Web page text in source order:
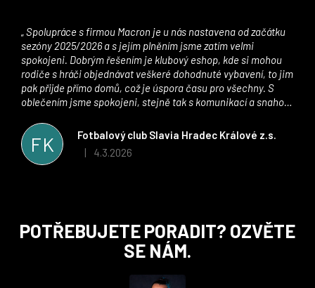
FK
Fotbalový club Slavia Hradec Králové z.s.
Hodnocení obchodu je 5 z 5 hvězdiček.
4.3.2026
sezóny 2025/2026 a s jejím plněním jsme zatím velmi
spokojeni. Dobrým řešením je klubový eshop, kde si mohou
rodiče s hráči objednávat veškeré dohodnuté vybavení, to jim
pak přijde přímo domů, což je úspora času pro všechny. S
oblečením jsme spokojeni, stejně tak s komunikací a snahou
stran. Věříme, že v tomto duchu bude spolupráce pokračovat
i nadále, nyní už začínáme řešit i první sady dresů ;)
POTŘEBUJETE PORADIT? OZVĚTE
SE NÁM.